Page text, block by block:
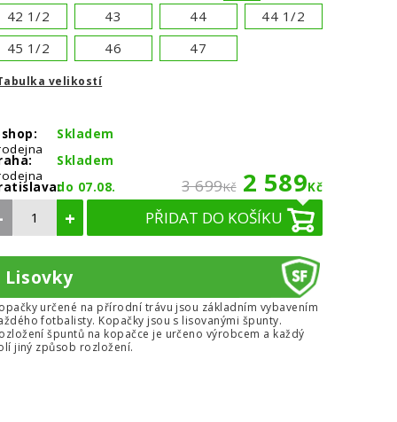
42 1/2
43 44
44 1/2
45 1/2
46 47
velikostí
shop:
Skladem
Skladem
do 07.08. 3 699Kč 2 589Kč
+ PŘIDAT DO KOŠÍKU
Lisovky
určené na přírodní trávu jsou základním vybavením
fotbalisty. Kopačky jsou s lisovanými špunty.
špuntů na kopačce je určeno výrobcem a každý
jiný způsob rozložení.